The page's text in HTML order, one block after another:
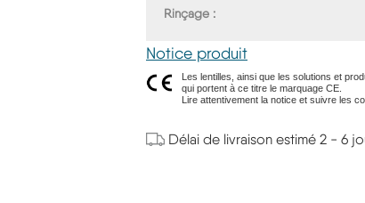
Rinçage
Notice produit
Les lentilles, ainsi que les solutions et
qui portent à ce titre le marquage CE.
Lire attentivement la notice et suivre les
Délai de livraison estimé 2 - 6